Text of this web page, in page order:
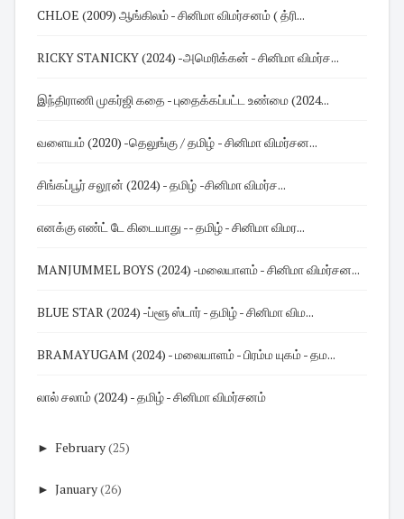
CHLOE (2009) ஆங்கிலம் - சினிமா விமர்சனம் ( த்ரி...
RICKY STANICKY (2024) -அமெரிக்கன் - சினிமா விமர்ச...
இந்திராணி முகர்ஜி கதை - புதைக்கப்பட்ட உண்மை (2024...
வளையம் (2020) -தெலுங்கு / தமிழ் - சினிமா விமர்சன...
சிங்கப்பூர் சலூன் (2024) - தமிழ் -சினிமா விமர்ச...
எனக்கு எண்ட் டே கிடையாது -- தமிழ் - சினிமா விமர...
MANJUMMEL BOYS (2024) -மலையாளம் - சினிமா விமர்சன...
BLUE STAR (2024) -ப்ளூ ஸ்டார் - தமிழ் - சினிமா விம...
BRAMAYUGAM (2024) - மலையாளம் - பிரம்ம யுகம் - தம...
லால் சலாம் (2024) - தமிழ் - சினிமா விமர்சனம்
► February(25)
► January(26)